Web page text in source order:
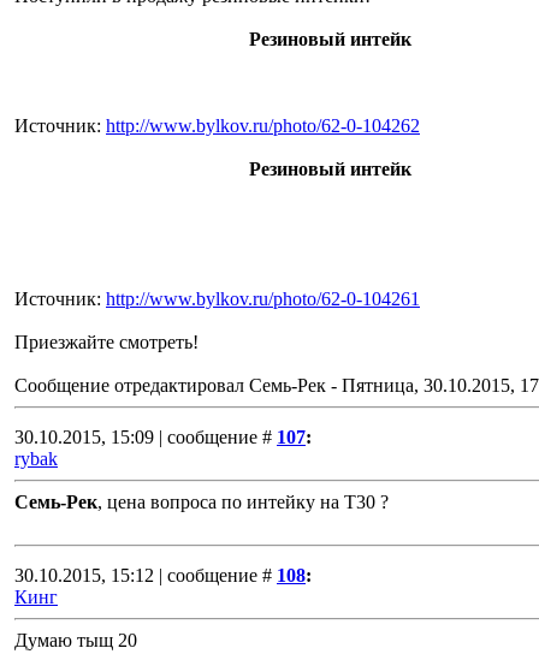
Резиновый интейк
Источник: http://www.bylkov.ru/photo/62-0-104262
Резиновый интейк
Источник: http://www.bylkov.ru/photo/62-0-104261
Приезжайте смотреть!
Сообщение отредактировал Семь-Рек - Пятница, 30.10.2015,
30.10.2015, 15:09 | сообщение # 107:
rybak
Семь-Рек, цена вопроса по интейку на Т30 ?
30.10.2015, 15:12 | сообщение # 108:
Кинг
Думаю тыщ 20